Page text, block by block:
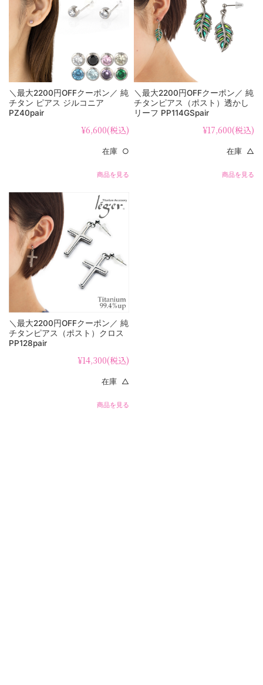
＼最大2200円OFFクーポン／ 純
チタン ピアス ジルコニア
PZ40pair
¥6,600(税込)
在庫 ○
商品を見る
＼最大2200円OFFクーポン／ 純
チタンピアス（ポスト）透かし
リーフ PP114GSpair
¥17,600(税込)
在庫 △
商品を見る
＼最大2200円OFFクーポン／ 純
チタンピアス（ポスト）クロス
PP128pair
¥14,300(税込)
在庫 △
商品を見る